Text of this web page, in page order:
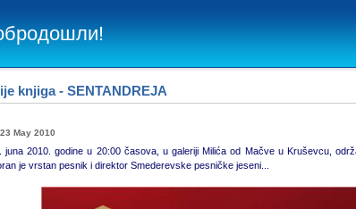
knjiga - SENTANDREJA
May 2010
juna 2010. godine u 20:00 časova, u galeriji Milića od Mačve u Kruševcu,
je vrstan pesnik i direktor Smederevske pesničke jeseni...